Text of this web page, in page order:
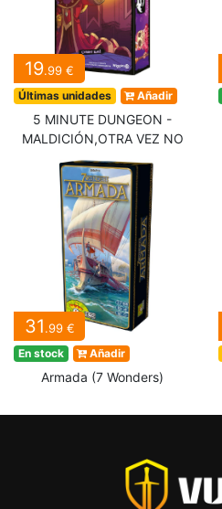
19.99 €
Últimas unidades Añadir
5 MINUTE DUNGEON -
MALDICIÓN,OTRA VEZ NO
31.99 €
En stock Añadir
Armada (7 Wonders)